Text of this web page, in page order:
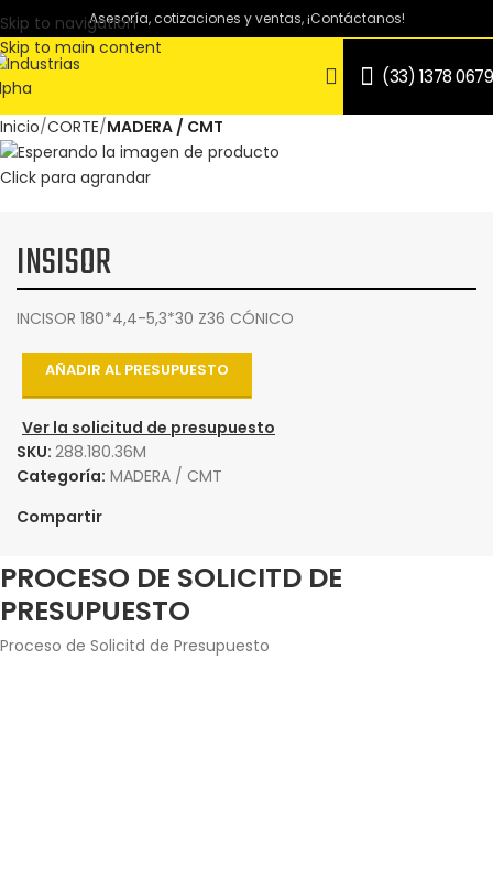
Skip to navigation
Skip to main content
Asesoría, cotizaciones y ventas, ¡Contáctanos!
(33) 1378 0679
Inicio CORTE MADERA / CMT
Click para agrandar
INSISOR
INCISOR 180*4,4-5,3*30 Z36 CÓNICO
AÑADIR AL PRESUPUESTO
Ver la solicitud de presupuesto
SKU: 288.180.36M
Categoría: MADERA / CMT
Compartir
PROCESO DE SOLICITD DE
PRESUPUESTO
Proceso de Solicitd de Presupuesto